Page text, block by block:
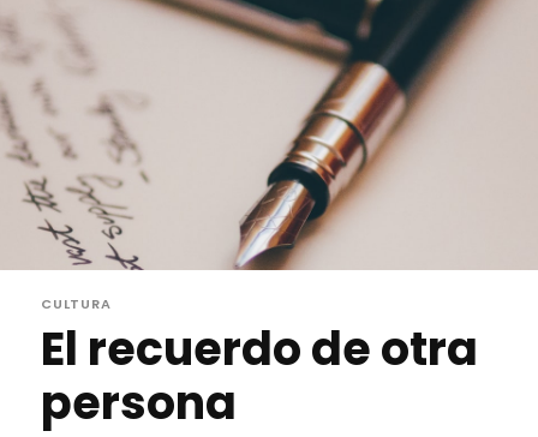
CULTURA
El recuerdo de otra
persona